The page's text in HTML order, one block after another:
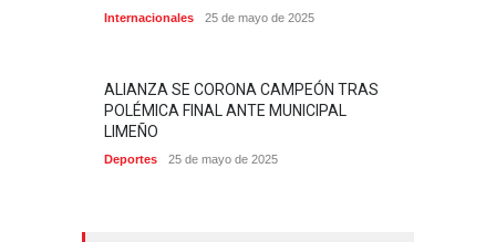
Internacionales 25 de mayo de 2025
ALIANZA SE CORONA CAMPEÓN TRAS
POLÉMICA FINAL ANTE MUNICIPAL
LIMEÑO
Deportes 25 de mayo de 2025